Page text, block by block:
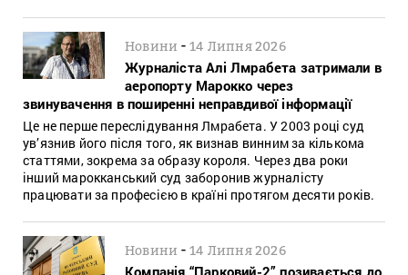
Новини -14 Липня 2026
Журналіста Алі Лмрабета затримали в
аеропорту Марокко через
звинувачення в поширенні неправдивої інформації
Це не перше переслідування Лмрабета. У 2003 році суд
ув’язнив його після того, як визнав винним за кількома
статтями, зокрема за образу короля. Через два роки
інший марокканський суд заборонив журналісту
працювати за професією в країні протягом десяти років.
Новини -14 Липня 2026
Компанія “Парковий-2” позивається до